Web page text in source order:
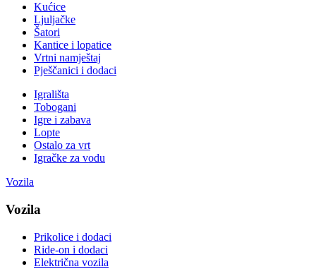
Kućice
Ljuljačke
Šatori
Kantice i lopatice
Vrtni namještaj
Pješčanici i dodaci
Igrališta
Tobogani
Igre i zabava
Lopte
Ostalo za vrt
Igračke za vodu
Vozila
Vozila
Prikolice i dodaci
Ride-on i dodaci
Električna vozila